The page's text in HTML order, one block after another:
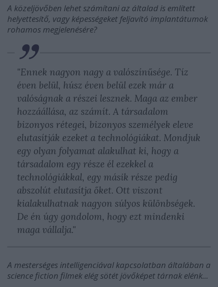
A közeljövőben lehet számítani az általad is említett
helyettesítő, vagy képességeket feljavító implantátumok
rohamos megjelenésére?
"Ennek nagyon nagy a valószínűsége. Tíz
éven belül, húsz éven belül ezek már a
valóságnak a részei lesznek. Maga az ember
hozzáállása, az számít. A társadalom
bizonyos rétegei, bizonyos személyek eleve
elutasítják ezeket a technológiákat. Mondjuk
egy olyan folyamat alakulhat ki, hogy a
társadalom egy része él ezekkel a
technológiákkal, egy másik része pedig
abszolút elutasítja őket. Ott viszont
kialakulhatnak nagyon súlyos különbségek.
De én úgy gondolom, hogy ezt mindenki
maga vállalja."
A mesterséges intelligenciával kapcsolatban általában a
science fiction filmek elég sötét jövőképet tárnak elénk...